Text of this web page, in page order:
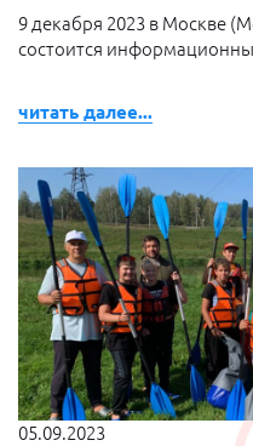
9 декабря 2023 в Москве
состоится
читать далее...
05.09.2023